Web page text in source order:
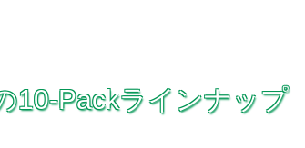
10-Packラインナップ